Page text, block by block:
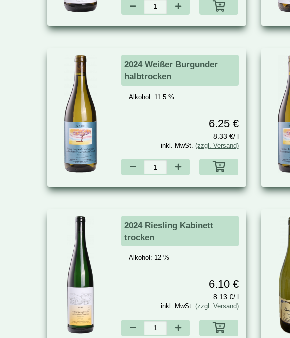
2024 Weißer Burgunder
halbtrocken
Alkohol: 11.5 %
6.25 €
8.33 €/ l
inkl. MwSt. (zzgl. Versand)
2024 Riesling Kabinett
trocken
Alkohol: 12 %
6.10 €
8.13 €/ l
inkl. MwSt. (zzgl. Versand)